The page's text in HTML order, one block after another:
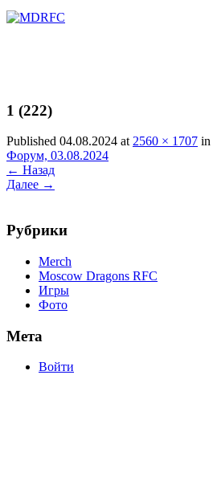
Перейти
к
1 (222)
Published 04.08.2024 at2560 × 1707 in
Форум, 03.08.2024
← Назад
Далее →
Рубрики
Merch
Moscow Dragons RFC
Игры
Фото
Мета
Войти